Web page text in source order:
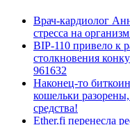
Врач-кардиолог
стресса на
BIP-110 привело к
столкновения
961632
Наконец-то
кошельки
средства!
Ether.fi перенесла